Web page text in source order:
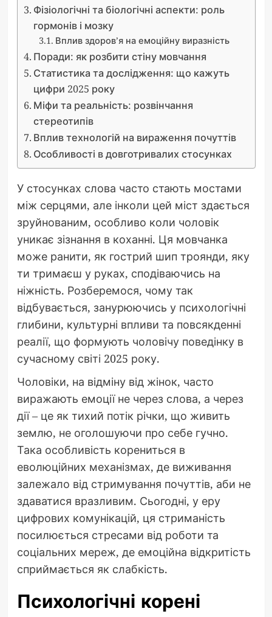
Фізіологічні та біологічні аспекти: роль
гормонів і мозку
Вплив здоров’я на емоційну виразність
Поради: як розбити стіну мовчання
Статистика та дослідження: що кажуть
цифри 2025 року
Міфи та реальність: розвінчання
стереотипів
Вплив технологій на вираження почуттів
Особливості в довготривалих стосунках
У стосунках слова часто стають мостами
між серцями, але інколи цей міст здається
зруйнованим, особливо коли чоловік
уникає зізнання в коханні. Ця мовчанка
може ранити, як гострий шип троянди, яку
ти тримаєш у руках, сподіваючись на
ніжність. Розберемося, чому так
відбувається, занурюючись у психологічні
глибини, культурні впливи та повсякденні
реалії, що формують чоловічу поведінку в
сучасному світі 2025 року.
Чоловіки, на відміну від жінок, часто
виражають емоції не через слова, а через
дії – це як тихий потік річки, що живить
землю, не оголошуючи про себе гучно.
Така особливість корениться в
еволюційних механізмах, де виживання
залежало від стримування почуттів, аби не
здаватися вразливим. Сьогодні, у еру
цифрових комунікацій, ця стриманість
посилюється стресами від роботи та
соціальних мереж, де емоційна відкритість
сприймається як слабкість.
Психологічні корені